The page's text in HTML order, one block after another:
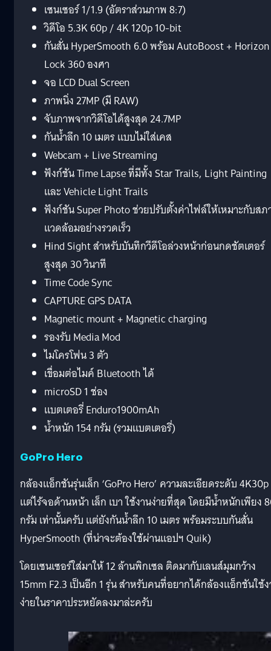
เซนเซอร์ 1/1.9 (อัตราส่วนภาพ 8:7)
วิดีโอ 5.3K 60p / 4K 120p 10-bit
กันสั่น HyperSmooth 6.0 พร้อม AutoBoost + Horizon
Lock 360 องศา
จอ LCD Dual Screen
ภาพนิ่ง 27MP (มี RAW)
จับภาพจากวิดีโอได้สูงสุด 24.7MP
กันน้ำลึก 10 เมตร แบบไม่ใส่เคส
Webcam + Live Streaming
ฟังก์ชัน Time Lapse ที่มีทั้ง Star Trails, Light Painting
และ Vehicle Light Trails
ฟังก์ชัน Super Photo ช่วยปรับตั้งค่าไฟล์ให้เหมาะกับส
แวดล้อมอย่างรวดเร็ว
Hind Sight สำหรับบันทึกวีดีโอล่วงหน้าก่อนกดชัตเตอร์
สูงสุด 30 วินาที
Time Code Sync
CAPTURE GPS DATA
Magnetic mount + Magnetic charging
รองรับ Media Mod
ไมโครโฟน 3 ตัว
เขื่อมต่อไมค์ Bluetooth ได้
microSD 1 ช่อง
แบตเตอรี่ Enduro1900mAh
น้ำหนัก 154 กรัม (รวมแบตเตอรี่)
GoPro Hero
กล้องแอ็กชันรุ่นเล็ก ‘GoPro Hero’ ความละเอียดระดับ 4K30p
แต่ไร้จอด้านหน้า เล็ก เบา ใช้งานง่ายที่สุด โดยมีน้ำหนักเพียง
กรัม เท่านั้นครับ แต่ยังกันน้ำลึก 10 เมตร พร้อมระบบกันสั่น
HyperSmooth (ที่น่าจะต้องใช้ผ่านแอปฯ Quik)
โดยเซนเซอร์ใส่มาให้ 12 ล้านพิกเซล ติดมากับเลนส์มุมกว้าง
15mm F2.3 เป็นอีก 1 รุ่น สำหรับคนที่อยากได้กล้องแอ็กชันใช้
ง่ายในราคาประหยัดลงมาล่ะครับ